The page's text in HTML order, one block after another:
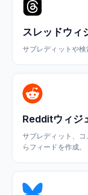
スレッドウィ
サブレディットや検
Redditウィジ
サブレディット、
らフィードを作成。